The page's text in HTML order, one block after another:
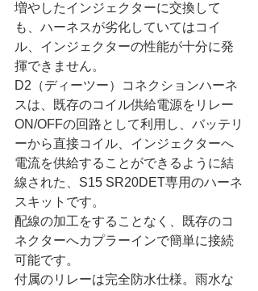
増やしたインジェクターに交換して
も、ハーネスが劣化していてはコイ
ル、インジェクターの性能が十分に発
揮できません。
D2（ディーツー）コネクションハーネ
スは、既存のコイル供給電源をリレー
ON/OFFの回路として利用し、バッテリ
ーから直接コイル、インジェクターへ
電流を供給することができるように結
線された、S15 SR20DET専用のハーネ
スキットです。
配線の加工をすることなく、既存のコ
ネクターへカプラーインで簡単に接続
可能です。
付属のリレーは完全防水仕様。雨水な